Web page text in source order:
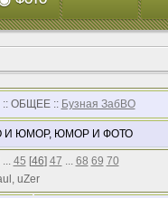
:: ОБЩЕЕ :: Бузная ЗабВО
И ЮМОР, ЮМОР И ФОТО
... 45 [46] 47 ... 68 69 70
uZer